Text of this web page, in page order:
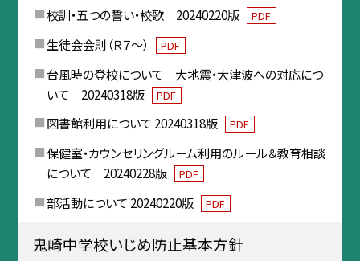
校訓・五つの誓い・校歌 20240220版 PDF
生徒会会則（Ｒ７～） PDF
台風時の登校について 大地震・大津波への対応につ
いて 20240318版
PDF
図書館利用について 20240318版 PDF
保健室・カウンセリングルーム利用のルール＆教育相談
について 20240228版
PDF
部活動について 20240220版 PDF
鬼崎中学校いじめ防止基本方針